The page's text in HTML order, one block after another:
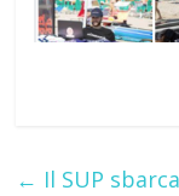
← Il SUP